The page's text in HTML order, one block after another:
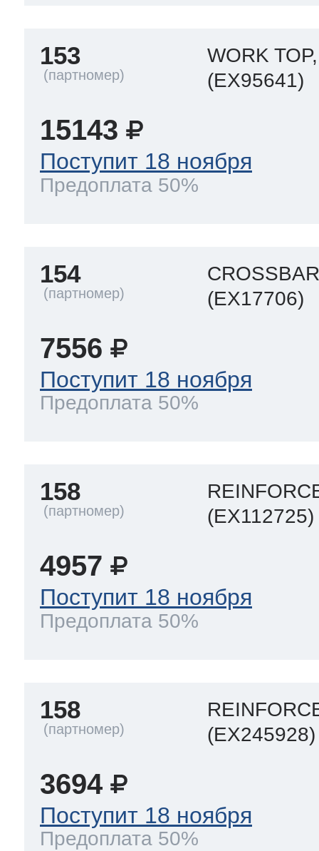
153
WORK
(EX95641)
15143
Поступит 18 ноября
Предоплата 50%
154
(EX17706)
7556
Поступит 18 ноября
Предоплата 50%
158
(EX112725)
4957
Поступит 18 ноября
Предоплата 50%
158
(EX245928)
3694
Поступит 18 ноября
Предоплата 50%